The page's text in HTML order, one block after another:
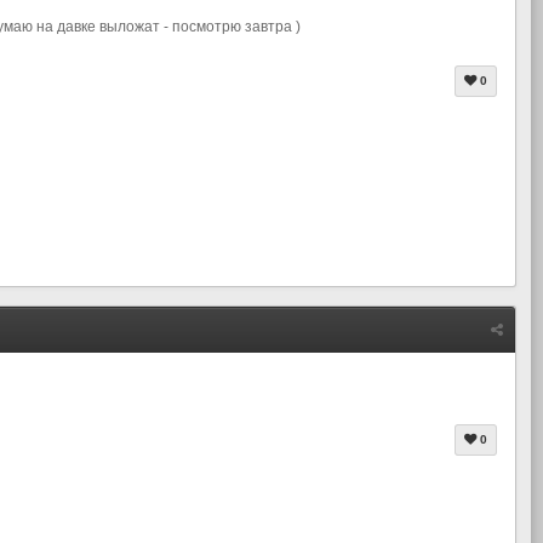
на давке выложат - посмотрю завтра )
0
0